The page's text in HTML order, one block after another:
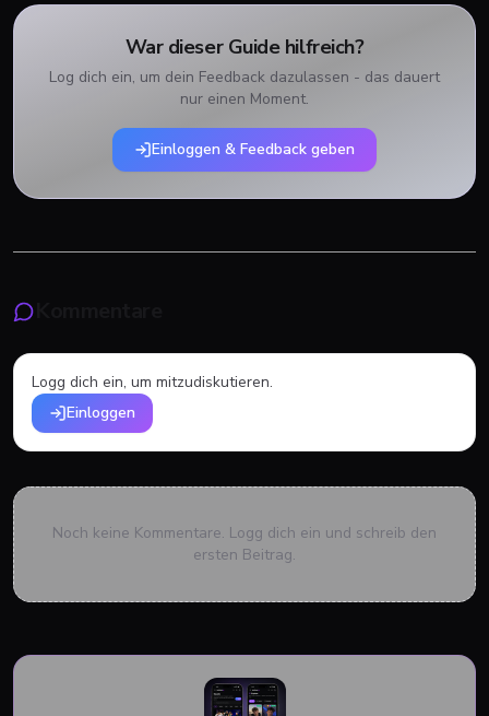
War dieser Guide hilfreich?
Log dich ein, um dein Feedback dazulassen - das dauert
nur einen Moment.
Einloggen & Feedback geben
Logg dich ein, um mitzudiskutieren.
Einloggen
Noch keine Kommentare. Logg dich ein und schreib den
ersten Beitrag.